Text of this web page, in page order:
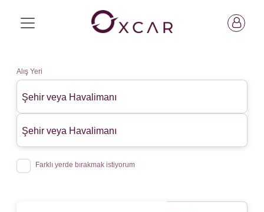
Alış Yeri
Şehir veya Havalimanı
Şehir veya Havalimanı
Farklı yerde bırakmak istiyorum